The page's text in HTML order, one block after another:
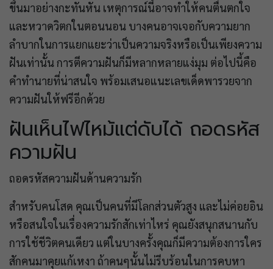
ขึ้นมาอย่างกะทันหัน เหตุการณ์นี้อาจทำให้คนตื่นตกใจ
และหวาดวิตกในตอนนอน บางคนอาจเจอกับความยาก
ลำบากในการแยกแยะว่าเป็นความจริงหรือเป็นเพียงความ
ฝันเท่านั้น การตีความฝันก็มีหลากหลายแง่มุม ต่อไปนี้คือ
คำทำนายที่น่าสนใจ พร้อมเสนอแนะเลขเด็ดพารวยจาก
ความฝันให้ฟรีอีกด้วย
ฝันเห็นไฟไหม้แต่ดับได้ ถอดรหัส
ความฝัน
ถอดรหัสความฝันด้านความรัก
สำหรับคนโสด คุณเป็นคนที่มีโลกส่วนตัวสูง และไม่ค่อยอิน
หรือสนใจในเรื่องความรักสักเท่าไหร่ คุณยังสนุกสนานกับ
การใช้ชีวิตคนเดียว แต่ในบางครั้งคุณก็มีความต้องการใคร
สักคนมาคุยแก้เหงา ถ้าคนๆนั้นไม่รีบร้อนในการคบหา